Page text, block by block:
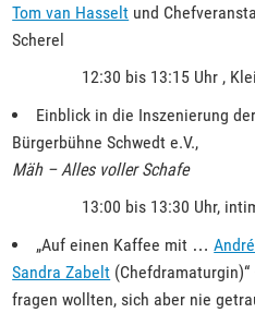
Tom van Hasselt und
Scherel
12:30 bis 13:15 Uhr ,
Einblick in die Inszenierung
Bürgerbühne Schwedt e.V.,
Mäh – Alles voller Schafe
13:00 bis 13:30 Uhr,
„Auf einen Kaffee mit …
Sandra Zabelt
fragen wollten, sich aber nie